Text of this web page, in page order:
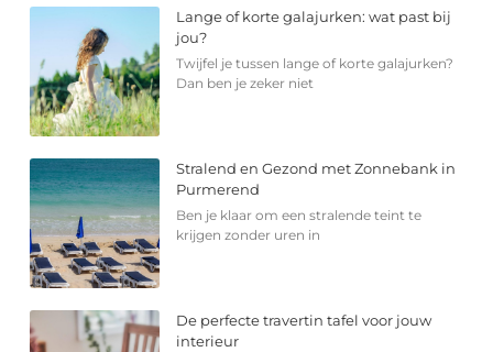
Lange of korte galajurken: wat past bij
jou?
Twijfel je tussen lange of korte galajurken?
Dan ben je zeker niet
Stralend en Gezond met Zonnebank in
Purmerend
Ben je klaar om een stralende teint te
krijgen zonder uren in
De perfecte travertin tafel voor jouw
interieur